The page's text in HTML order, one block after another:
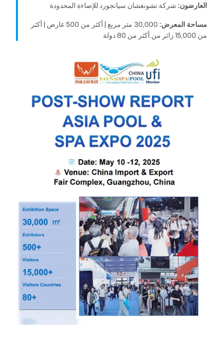
العارضون: شركة تشونغشان سيانجورد للإضاءة المحدودة
مساحة المعرض:
30,000 متر مربع | أكثر من 500 عارض | أكثر
من 15,000 زائر من أكثر من 80 دولة